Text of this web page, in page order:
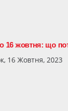
16 жовтня: що
16 Жовтня, 2023